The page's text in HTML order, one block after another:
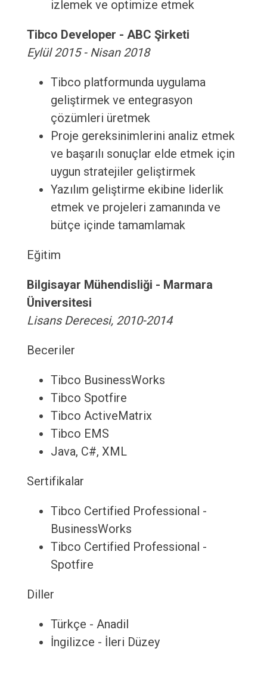
izlemek ve optimize etmek
Tibco Developer - ABC Şirketi
Eylül 2015 - Nisan 2018
Tibco platformunda uygulama
geliştirmek ve entegrasyon
çözümleri üretmek
Proje gereksinimlerini analiz etmek
ve başarılı sonuçlar elde etmek için
uygun stratejiler geliştirmek
Yazılım geliştirme ekibine liderlik
etmek ve projeleri zamanında ve
bütçe içinde tamamlamak
Eğitim
Bilgisayar Mühendisliği - Marmara
Üniversitesi
Lisans Derecesi, 2010-2014
Beceriler
Tibco BusinessWorks
Tibco Spotfire
Tibco ActiveMatrix
Tibco EMS
Java, C#, XML
Sertifikalar
Tibco Certified Professional -
BusinessWorks
Tibco Certified Professional -
Spotfire
Diller
Türkçe - Anadil
İngilizce - İleri Düzey